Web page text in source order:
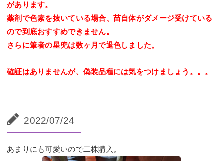
があります。
薬剤で色素を抜いている場合、苗自体がダメージ受けている
ので到底おすすめできません。
さらに筆者の星兜は数ヶ月で退色しました。
確証はありませんが、偽装品種には気をつけましょう。。。
2022/07/24
あまりにも可愛いので二株購入。